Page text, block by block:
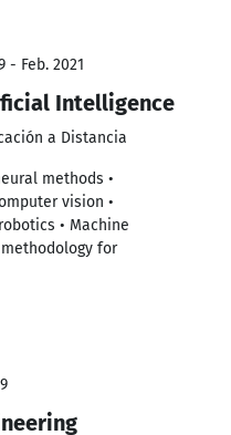
- Feb. 2021
Intelligence
a Distancia
methods •
vision •
• Machine
for